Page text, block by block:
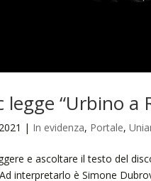
“Urbino a
| In evidenza, Portale,
e ascoltare il testo del
interpretarlo è Simone